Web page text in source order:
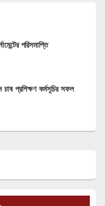
পরিসমাপ্তি
প্রশিক্ষণ কর্মসূচির সফল